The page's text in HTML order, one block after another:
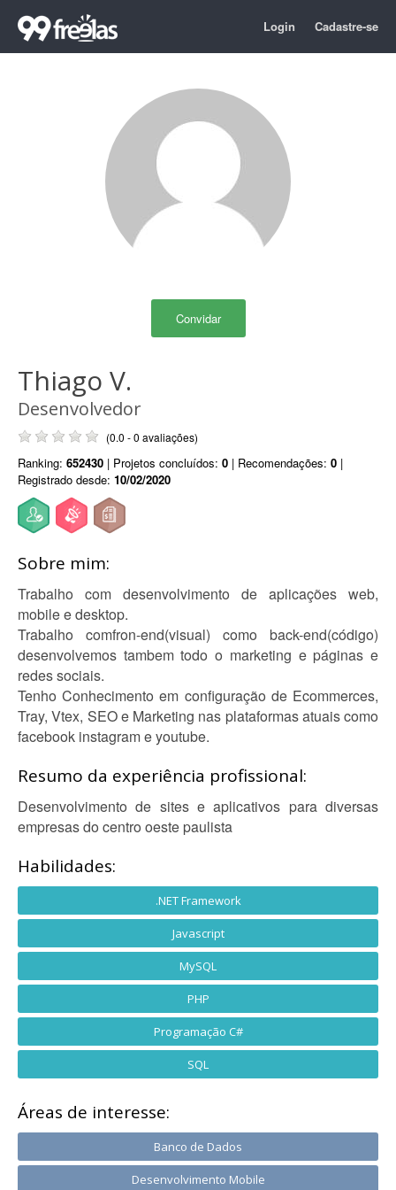
Login Cadastre-se
Convidar
Thiago V.
Desenvolvedor
(0.0 - 0 avaliações)
Ranking: 652430 | Projetos concluídos: 0 | Recomendações: 0 |
Registrado desde: 10/02/2020
Sobre mim:
Trabalho com desenvolvimento de aplicações web,
mobile e desktop.
Trabalho comfron-end(visual) como back-end(código)
desenvolvemos tambem todo o marketing e páginas e
redes sociais.
Tenho Conhecimento em configuração de Ecommerces,
Tray, Vtex, SEO e Marketing nas plataformas atuais como
facebook instagram e youtube.
Resumo da experiência profissional:
Desenvolvimento de sites e aplicativos para diversas
empresas do centro oeste paulista
Habilidades:
.NET Framework
Javascript
MySQL
PHP
Programação C#
SQL
Áreas de interesse:
Banco de Dados
Desenvolvimento Mobile